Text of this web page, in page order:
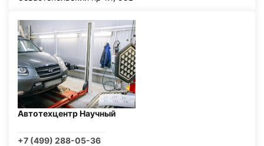
Автотехцентр Научный
+7 (499) 288-05-36